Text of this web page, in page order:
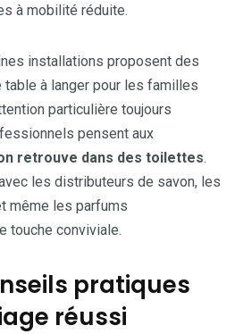
à mobilité réduite.
installations proposent des
table à langer pour les familles
particulière toujours
pensent aux
retrouve dans des toilettes.
les distributeurs de savon, les
même les parfums
touche conviviale.
pratiques
réussi